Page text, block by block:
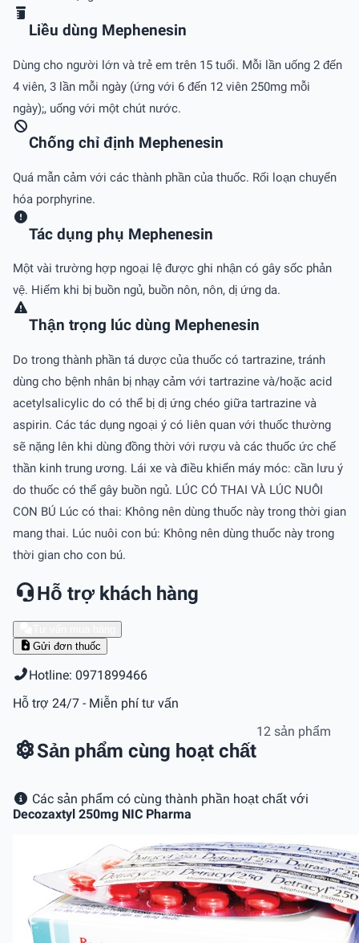
Liều dùng Mephenesin
Dùng cho người lớn và trẻ em trên 15 tuổi. Mỗi lần uống 2 đến
4 viên, 3 lần mỗi ngày (ứng với 6 đến 12 viên 250mg mỗi
ngày);, uống với một chút nước.
Chống chỉ định Mephenesin
Quá mẫn cảm với các thành phần của thuốc. Rối loạn chuyển
hóa porphyrine.
Tác dụng phụ Mephenesin
Một vài trường hợp ngoại lệ được ghi nhận có gây sốc phản
vệ. Hiếm khi bị buồn ngủ, buồn nôn, nôn, dị ứng da.
Thận trọng lúc dùng Mephenesin
Do trong thành phần tá dược của thuốc có tartrazine, tránh
dùng cho bệnh nhân bị nhạy cảm với tartrazine và/hoặc acid
acetylsalicylic do có thể bị dị ứng chéo giữa tartrazine và
aspirin. Các tác dụng ngoại ý có liên quan với thuốc thường
sẽ nặng lên khi dùng đồng thời với rượu và các thuốc ức chế
thần kinh trung ương. Lái xe và điều khiển máy móc: cần lưu ý
do thuốc có thể gây buồn ngủ. LÚC CÓ THAI VÀ LÚC NUÔI
CON BÚ Lúc có thai: Không nên dùng thuốc này trong thời gian
mang thai. Lúc nuôi con bú: Không nên dùng thuốc này trong
thời gian cho con bú.
Hỗ trợ khách hàng
Gửi đơn thuốc
Hotline: 0971899466
Hỗ trợ 24/7 - Miễn phí tư vấn
Sản phẩm cùng hoạt chất
12 sản phẩm
Các sản phẩm có cùng thành phần hoạt chất với
Decozaxtyl 250mg NIC Pharma